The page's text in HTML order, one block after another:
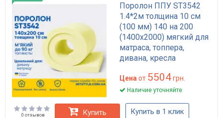
Поролон ППУ ST3542
1.4*2м толщина 10 см
(100 мм) 140 на 200
(1400х2000) мягкий для
матраса, топпера,
дивана, кресла
Цена от 5504грн.
Наличие уточняйте
0 отзывов Купить Купить в 1 клик